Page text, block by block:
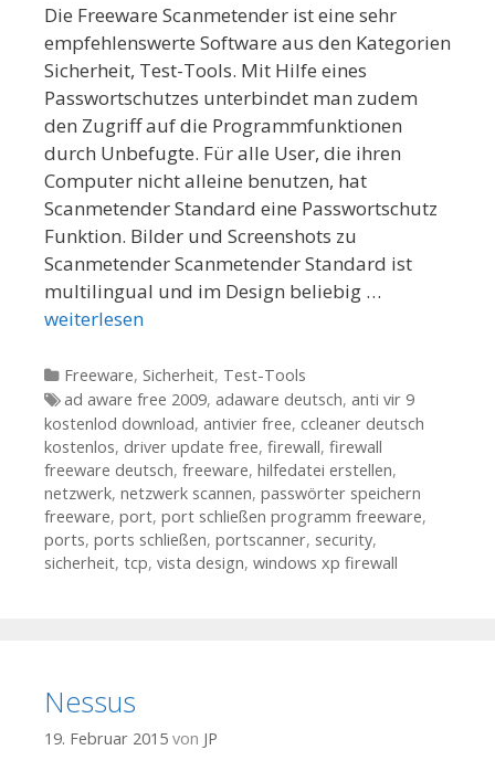
Die Freeware Scanmetender ist eine sehr
empfehlenswerte Software aus den Kategorien
Sicherheit, Test-Tools. Mit Hilfe eines
Passwortschutzes unterbindet man zudem
den Zugriff auf die Programmfunktionen
durch Unbefugte. Für alle User, die ihren
Computer nicht alleine benutzen, hat
Scanmetender Standard eine Passwortschutz
Funktion. Bilder und Screenshots zu
Scanmetender Scanmetender Standard ist
multilingual und im Design beliebig …
weiterlesen
Kategorien
Freeware, Sicherheit, Test-Tools
Tags
ad aware free 2009, adaware deutsch, anti vir 9
kostenlod download, antivier free, ccleaner deutsch
kostenlos, driver update free, firewall, firewall
freeware deutsch, freeware, hilfedatei erstellen,
netzwerk, netzwerk scannen, passwörter speichern
freeware, port, port schließen programm freeware,
ports, ports schließen, portscanner, security,
sicherheit, tcp, vista design, windows xp firewall
Nessus
19. Februar 2015 von JP